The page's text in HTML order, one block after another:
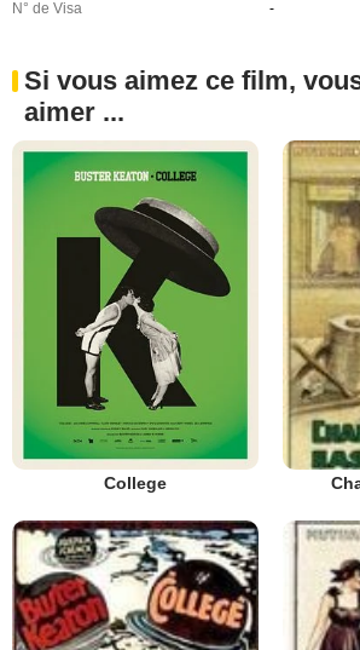
N° de Visa
-
Si vous aimez ce film,
aimer ...
College